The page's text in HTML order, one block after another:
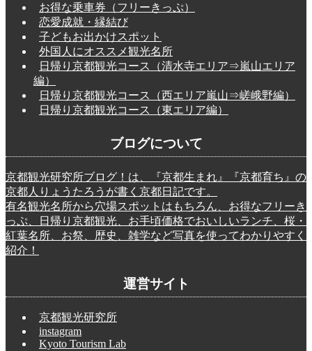
お得な乗車券（フリーきっぷ）
恋愛成就・縁結び
子どもお出かけスポット
外国人にオススメ観光名所
日帰り京都観光コース（清水寺エリア⇒嵐山エリア
編）
日帰り京都観光コース（西エリア嵐山⇒嵯峨野編）
日帰り京都観光コース（東エリア編）
ブログについて
京都観光研究所ブログ！は、『京都生まれ』『京都育ち』の
京都人りょうたろうが書く京都日記です。
有名観光名所から穴場スポットはもちろん、お得なフリーき
っぷ、日帰り京都観光、お手頃価格でおいしいランチ、桜・
紅葉名所、お祭、歴史、雑学など写真を使ってわかりやすく
紹介！
運営サイト
京都観光研究所
instagram
Kyoto Tourism Lab